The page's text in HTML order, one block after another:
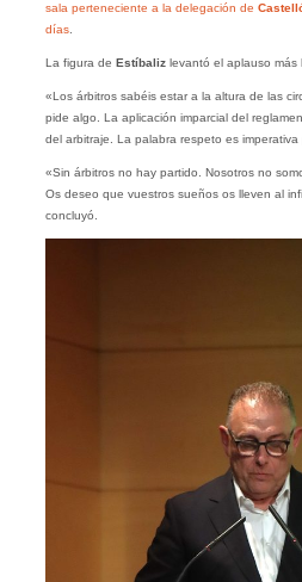
sala perteneciente a la delegación de
días.
La figura de Estíbalizlevantó el aplauso más
«Los árbitros sabéis estar a la altura de las
pide algo. La aplicación imparcial del
del arbitraje. La palabra respeto es
«Sin árbitros no hay partido. Nosotros no
Os deseo que vuestros sueños os lleven al
concluyó.